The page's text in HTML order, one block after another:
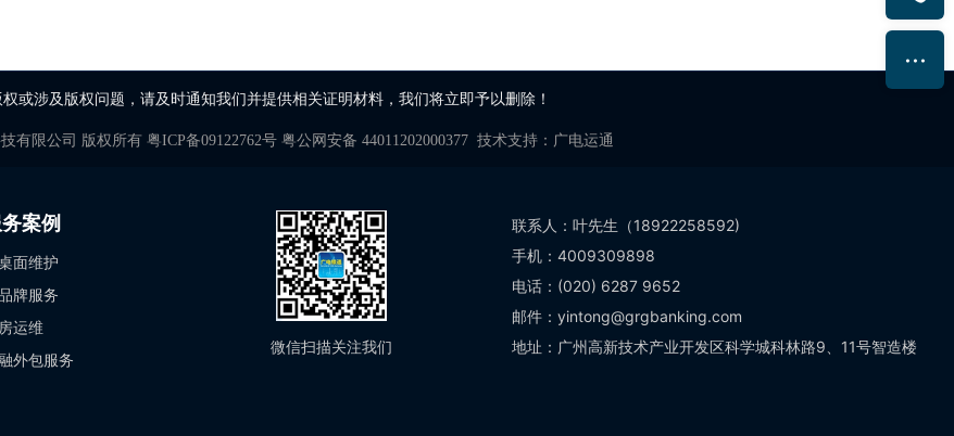
或涉及版权问题，请及时通知我们并提供相关证明材料，我们将立即予以删除！
有限公司 版权所有 粤ICP备09122762号 粤公网安备 44011202000377 技术支持： 广电运通
案例
面维护
牌服务
运维
外包服务
微信扫描关注我们
联系人：叶先生（18922258592)
手机：4009309898
电话：(020) 6287 9652
邮件：yintong@grgbanking.com
地址：广州高新技术产业开发区科学城科林路9、11号智造楼